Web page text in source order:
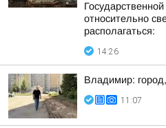
относительно
располагаться:
14:26
Владимир:
11:07